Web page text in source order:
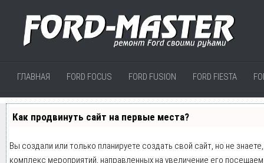
ГЛАВНАЯ FORD FOCUS FORD FUSION FORD FIESTA
Как продвинуть сайт на первые места?
Вы создали или только планируете создать свой сайт, но не
комплекс мероприятий, направленных на увеличение его